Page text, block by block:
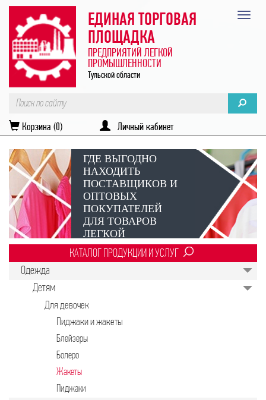
ЕДИНАЯ ТОРГОВАЯ
ПЛОЩАДКА
ПРЕДПРИЯТИЙ ЛЕГКОЙ
ПРОМЫШЛЕННОСТИ
Тульской области
Корзина (0) Личный кабинет
ГДЕ ВЫГОДНО
НАХОДИТЬ
ПОСТАВЩИКОВ И
ОПТОВЫХ
ПОКУПАТЕЛЕЙ
ДЛЯ ТОВАРОВ
ЛЕГКОЙ
ПРОМЫШЛЕННОСТИ?
Век онлайн-коммуникаций
Подобрать качественные изделия в
посредников, позволяет закупочная
КАТАЛОГ ПРОДУКЦИИ И УСЛУГ
Одежда
Детям
Для девочек
Пиджаки и жакеты
Блейзеры
Болеро
Жакеты
Пиджаки